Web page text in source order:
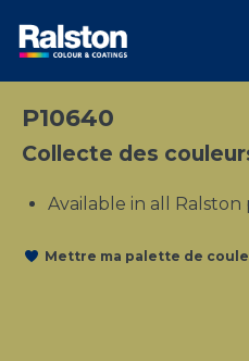
P10640
Collecte des
Available in all
Mettre ma palette de